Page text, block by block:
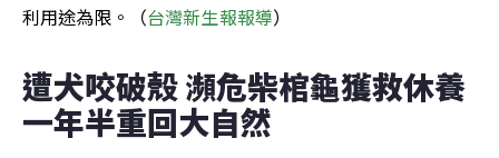
利用途為限。（台灣新生報報導）
遭犬咬破殼 瀕危柴棺龜獲救休養
一年半重回大自然